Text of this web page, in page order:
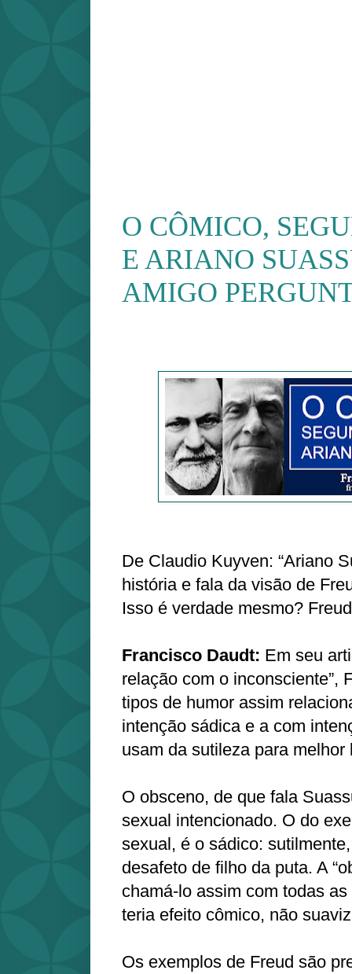
O CÔMICO,
E ARIANO
AMIGO
De Claudio Kuyven: “Ariano
história e fala da visão de
Isso é verdade mesmo?
Francisco Daudt: Em seu
relação com o inconsciente”,
tipos de humor assim
intenção sádica e a com
usam da sutileza para melhor
O obsceno, de que fala
sexual intencionado. O do
sexual, é o sádico:
desafeto de filho da puta. A
chamá-lo assim com todas
teria efeito cômico, não
Os exemplos de Freud são